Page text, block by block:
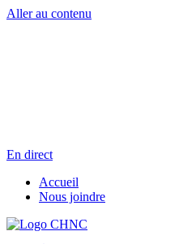
Aller au contenu
En direct
Accueil
Nous joindre